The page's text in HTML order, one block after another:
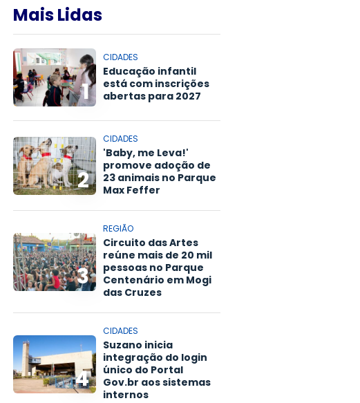
Mais Lidas
1
CIDADES
Educação infantil
está com inscrições
abertas para 2027
2
CIDADES
'Baby, me Leva!'
promove adoção de
23 animais no Parque
Max Feffer
3
REGIÃO
Circuito das Artes
reúne mais de 20 mil
pessoas no Parque
Centenário em Mogi
das Cruzes
4
CIDADES
Suzano inicia
integração do login
único do Portal
Gov.br aos sistemas
internos